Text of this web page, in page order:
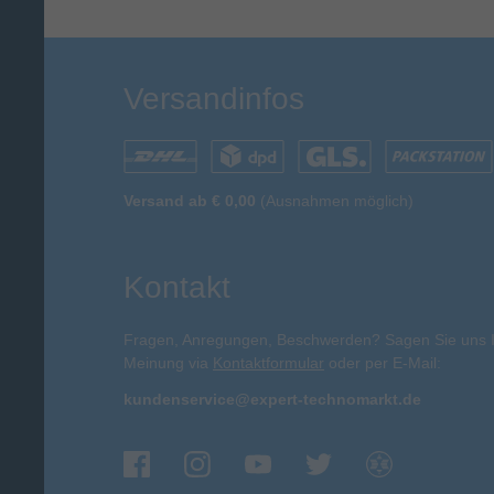
Versandinfos
Versand ab € 0,00 (Ausnahmen möglich)
Kontakt
Fragen, Anregungen, Beschwerden? Sagen Sie uns
Meinung via Kontaktformular oder per E-Mail:
kundenservice@expert-technomarkt.de